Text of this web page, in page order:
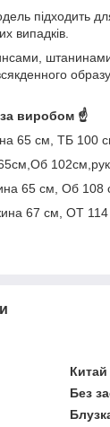
підходить
випадків.
за виробом ☝️
65 см, ТБ 100
65 см, Об 108
67 см, ОТ 114
Китай
Без